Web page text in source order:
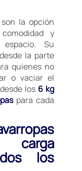
la opción
y
Su
la parte
quienes no
o vaciar el
los 6 kg
para cada
carga
los